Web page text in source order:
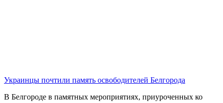
Украинцы почтили память освободителей Белгорода
В Белгороде в памятных мероприятиях, приуроченных ко